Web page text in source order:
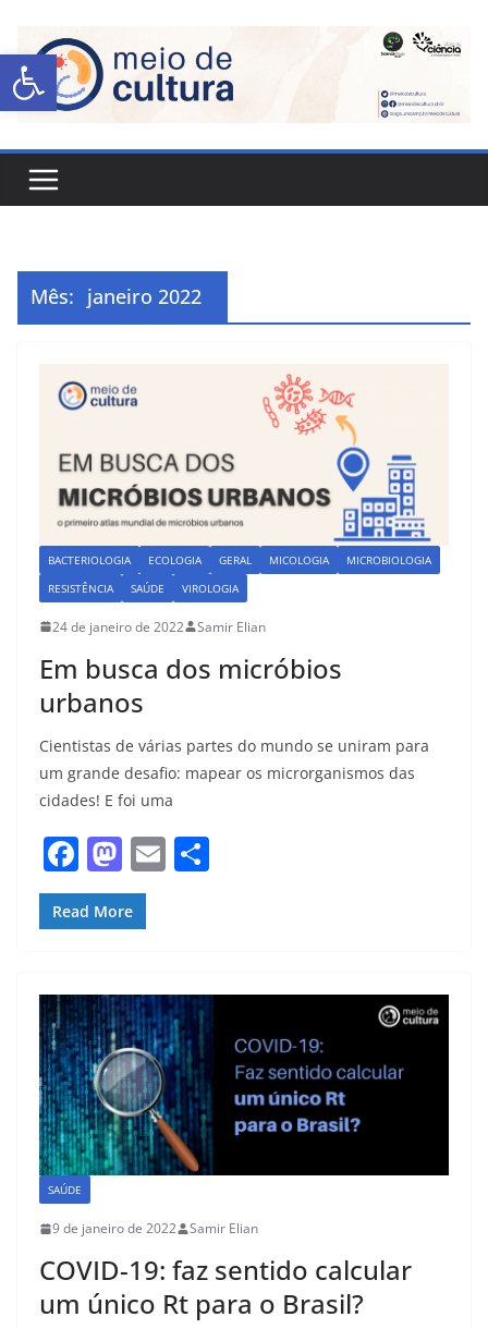
Abrir a barra de ferramentas
Mês: janeiro 2022
BACTERIOLOGIA ECOLOGIA GERAL MICOLOGIA
MICROBIOLOGIA
RESISTÊNCIA
SAÚDE VIROLOGIA
24 de janeiro de 2022 Samir Elian
Em busca dos micróbios
urbanos
Cientistas de várias partes do mundo se uniram para
um grande desafio: mapear os microrganismos das
cidades! E foi uma
F
a
c
b
o
o
k
M
a
st
d
o
n
E
Read More
SAÚDE
9 de janeiro de 2022 Samir Elian
COVID-19: faz sentido calcular
um único Rt para o Brasil?